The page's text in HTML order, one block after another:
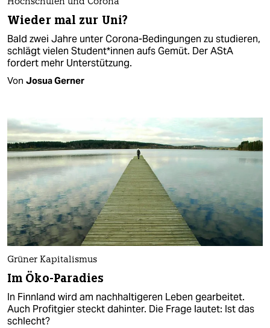
Hochschulen und Corona
Wieder mal zur Uni?
Bald zwei Jahre unter Corona-Bedingungen zu studieren,
schlägt vielen Stu­den­t*in­nen aufs Gemüt. Der AStA
fordert mehr Unterstützung.
Von Josua Gerner
Grüner Kapitalismus
Im Öko-Paradies
In Finnland wird am nachhaltigeren Leben gearbeitet.
Auch Profitgier steckt dahinter. Die Frage lautet: Ist das
schlecht?